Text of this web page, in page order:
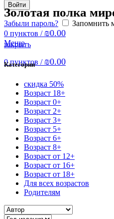
Войти
Забыли пароль?
Запомнить
0 пунктов / ₪0.00
Меню
0пунктов / ₪0.00
Золотая полка
закрыть
Категории
скидка 50%
Возраст 18+
Возраст 0+
Возраст 2+
Возраст 3+
Возраст 5+
Возраст 6+
Возраст 8+
Возраст от 12+
Возраст от 16+
Возраст от 18+
Для всех возрастов
Родителям